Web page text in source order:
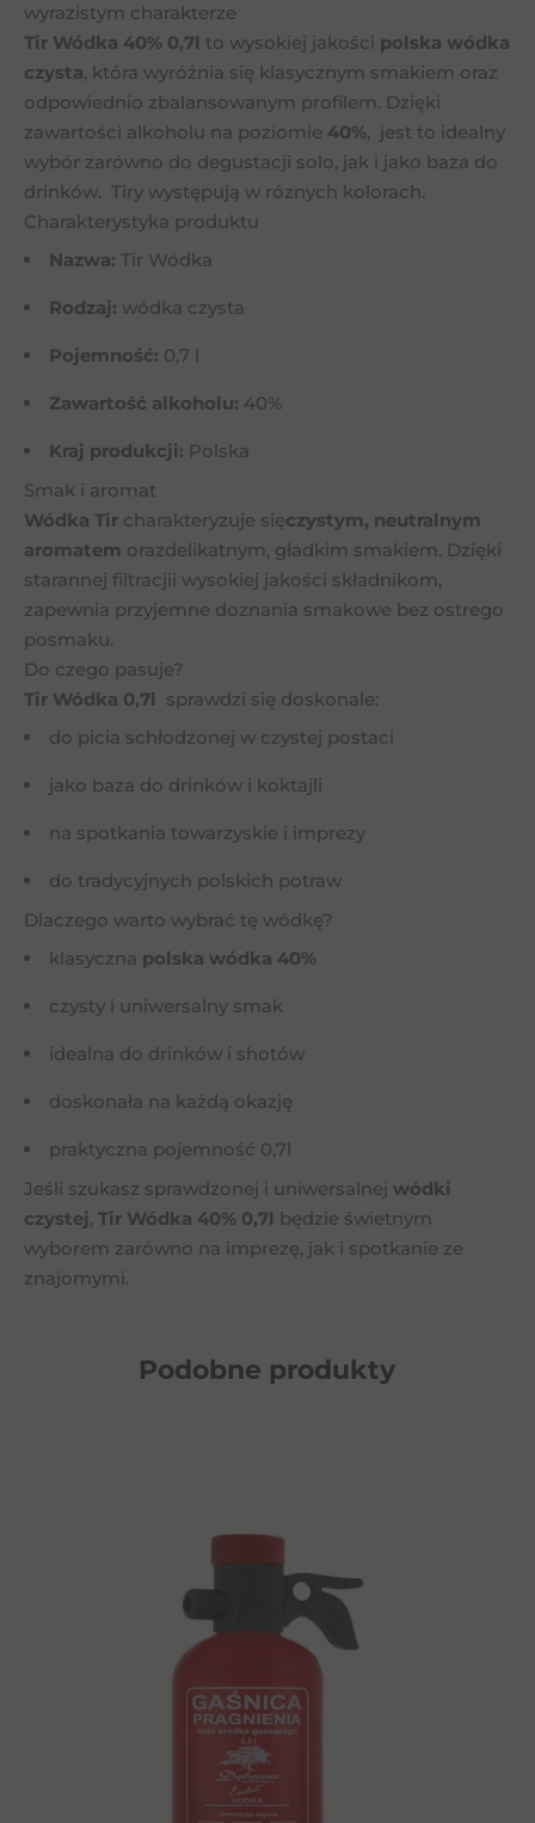
wyrazistym charakterze
Tir Wódka 40% 0,7l to wysokiej jakości polska wódka
czysta, która wyróżnia się klasycznym smakiem oraz
odpowiednio zbalansowanym profilem. Dzięki
zawartości alkoholu na poziomie 40%, jest to idealny
wybór zarówno do degustacji solo, jak i jako baza do
drinków. Tiry występują w róznych kolorach.
Charakterystyka produktu
Nazwa: Tir Wódka
Rodzaj: wódka czysta
Pojemność: 0,7 l
Zawartość alkoholu: 40%
Kraj produkcji: Polska
Smak i aromat
Wódka Tir charakteryzuje sięczystym, neutralnym
aromatem orazdelikatnym, gładkim smakiem. Dzięki
starannej filtracjii wysokiej jakości składnikom,
zapewnia przyjemne doznania smakowe bez ostrego
posmaku.
Do czego pasuje?
Tir Wódka 0,7l sprawdzi się doskonale:
do picia schłodzonej w czystej postaci
jako baza do drinków i koktajli
na spotkania towarzyskie i imprezy
do tradycyjnych polskich potraw
Dlaczego warto wybrać tę wódkę?
klasyczna polska wódka 40%
czysty i uniwersalny smak
idealna do drinków i shotów
doskonała na każdą okazję
praktyczna pojemność 0,7l
Jeśli szukasz sprawdzonej i uniwersalnej wódki
czystej, Tir Wódka 40% 0,7l będzie świetnym
wyborem zarówno na imprezę, jak i spotkanie ze
znajomymi.
Podobne produkty